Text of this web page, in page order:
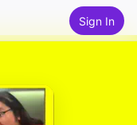
Sign In